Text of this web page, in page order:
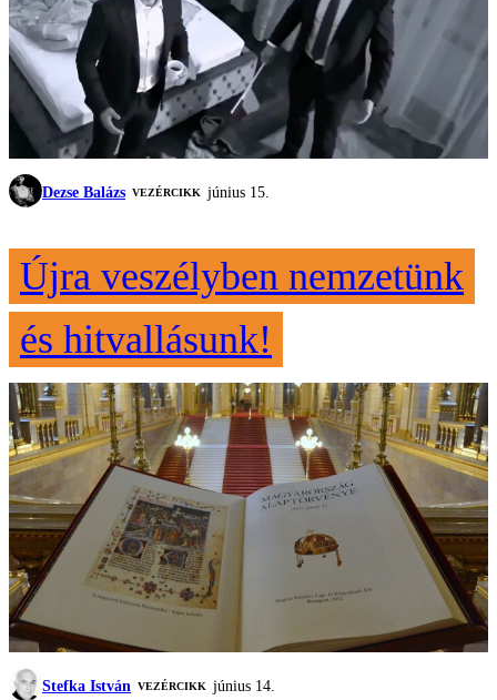
Dezse Balázs VEZÉRCIKK június 15.
Újra veszélyben nemzetünk
és hitvallásunk!
Stefka István VEZÉRCIKK június 14.